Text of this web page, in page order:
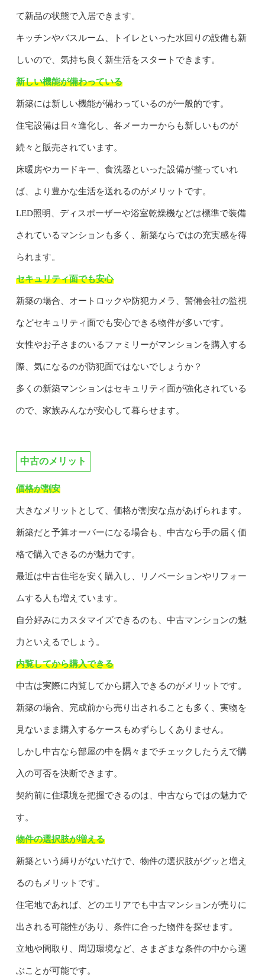
て新品の状態で入居できます。
キッチンやバスルーム、トイレといった水回りの設備も新
しいので、気持ち良く新生活をスタートできます。
新しい機能が備わっている
新築には新しい機能が備わっているのが一般的です。
住宅設備は日々進化し、各メーカーからも新しいものが
続々と販売されています。
床暖房やカードキー、食洗器といった設備が整っていれ
ば、より豊かな生活を送れるのがメリットです。
LED照明、ディスポーザーや浴室乾燥機などは標準で装備
されているマンションも多く、新築ならではの充実感を得
られます。
セキュリティ面でも安心
新築の場合、オートロックや防犯カメラ、警備会社の監視
などセキュリティ面でも安心できる物件が多いです。
女性やお子さまのいるファミリーがマンションを購入する
際、気になるのが防犯面ではないでしょうか？
多くの新築マンションはセキュリティ面が強化されている
ので、家族みんなが安心して暮らせます。
中古のメリット
価格が割安
大きなメリットとして、価格が割安な点があげられます。
新築だと予算オーバーになる場合も、中古なら手の届く価
格で購入できるのが魅力です。
最近は中古住宅を安く購入し、リノベーションやリフォー
ムする人も増えています。
自分好みにカスタマイズできるのも、中古マンションの魅
力といえるでしょう。
内覧してから購入できる
中古は実際に内覧してから購入できるのがメリットです。
新築の場合、完成前から売り出されることも多く、実物を
見ないまま購入するケースもめずらしくありません。
しかし中古なら部屋の中を隅々までチェックしたうえで購
入の可否を決断できます。
契約前に住環境を把握できるのは、中古ならではの魅力で
す。
物件の選択肢が増える
新築という縛りがないだけで、物件の選択肢がグッと増え
るのもメリットです。
住宅地であれば、どのエリアでも中古マンションが売りに
出される可能性があり、条件に合った物件を探せます。
立地や間取り、周辺環境など、さまざまな条件の中から選
ぶことが可能です。